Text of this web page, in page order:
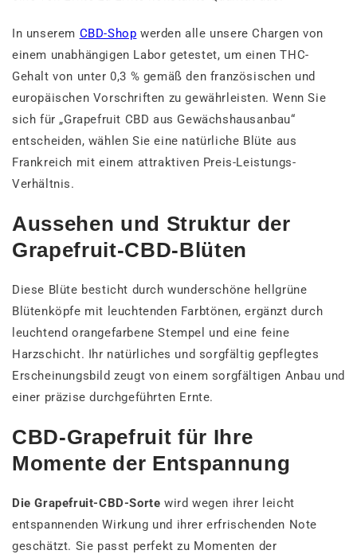
In unserem CBD-Shop werden alle unsere Chargen von
einem unabhängigen Labor getestet, um einen THC-
Gehalt von unter 0,3 % gemäß den französischen und
europäischen Vorschriften zu gewährleisten. Wenn Sie
sich für „Grapefruit CBD aus Gewächshausanbau“
entscheiden, wählen Sie eine natürliche Blüte aus
Frankreich mit einem attraktiven Preis-Leistungs-
Verhältnis.
Aussehen und Struktur der
Grapefruit-CBD-Blüten
Diese Blüte besticht durch wunderschöne hellgrüne
Blütenköpfe mit leuchtenden Farbtönen, ergänzt durch
leuchtend orangefarbene Stempel und eine feine
Harzschicht. Ihr natürliches und sorgfältig gepflegtes
Erscheinungsbild zeugt von einem sorgfältigen Anbau und
einer präzise durchgeführten Ernte.
CBD-Grapefruit für Ihre
Momente der Entspannung
Die Grapefruit-CBD-Sorte wird wegen ihrer leicht
entspannenden Wirkung und ihrer erfrischenden Note
geschätzt. Sie passt perfekt zu Momenten der